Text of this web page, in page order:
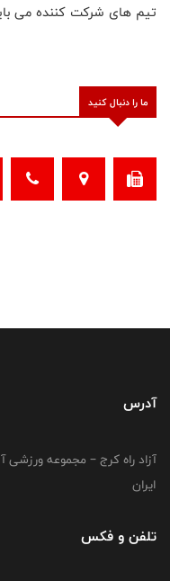
تیم های شرکت کننده می
ما را دنبال کنید
آدرس
آزاد راه کرج – مجموعه
ایران
تلفن و فکس